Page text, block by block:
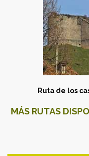
Ruta de los
MÁS RUTAS